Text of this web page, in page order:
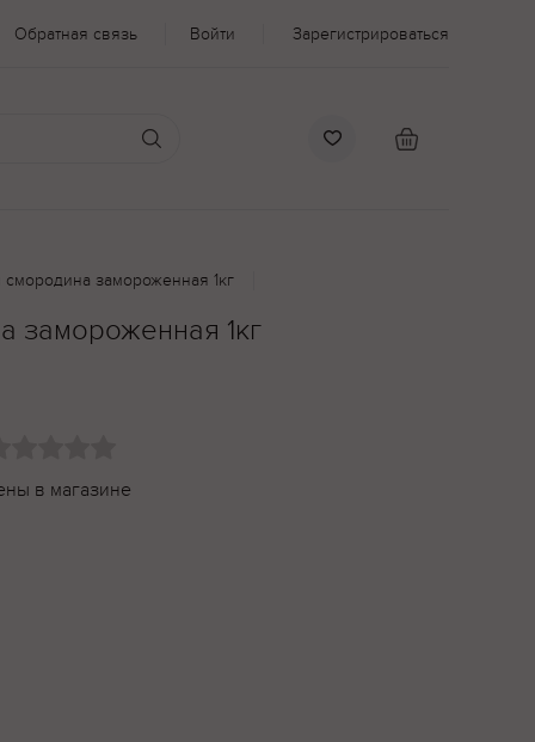
Обратная связь Войти Зарегистрироваться
смородина замороженная 1кг
замороженная 1кг
в магазине